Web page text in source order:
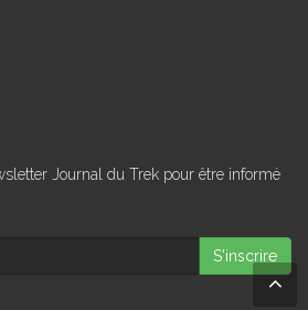
Journal du Trek pour être informé
S'inscrire